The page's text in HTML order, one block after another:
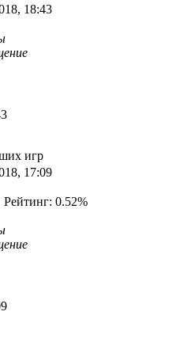
18:43
игр
17:09
Рейтинг: 0.52%